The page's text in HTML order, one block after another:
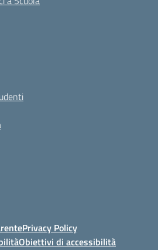
Privacy Policy
Obiettivi di accessibilità